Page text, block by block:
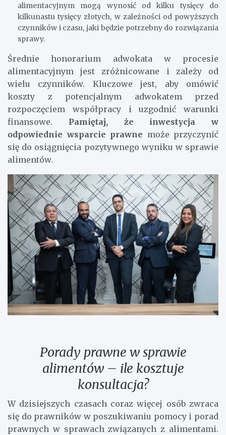
alimentacyjnym mogą wynosić od kilku tysięcy do
kilkunastu tysięcy złotych, w zależności od powyższych
czynników i czasu, jaki będzie potrzebny do rozwiązania
sprawy.
Średnie honorarium adwokata w procesie
alimentacyjnym jest zróżnicowane i zależy od
wielu czynników. Kluczowe jest, aby omówić
koszty z potencjalnym adwokatem przed
rozpoczęciem współpracy i uzgodnić warunki
finansowe. Pamiętaj, że inwestycja w
odpowiednie wsparcie prawne może przyczynić
się do osiągnięcia pozytywnego wyniku w sprawie
alimentów.
Porady prawne w sprawie
alimentów – ile kosztuje
konsultacja?
W dzisiejszych czasach coraz więcej osób zwraca
się do prawników w poszukiwaniu pomocy i porad
prawnych w sprawach związanych z alimentami.